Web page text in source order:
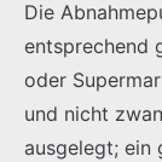
Die
entsprechend
oder
und nicht
ausgelegt; ein